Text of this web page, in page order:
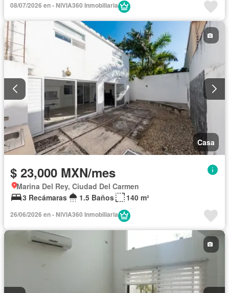
08/07/2026 en - NIVIA360 Inmobiliaria
Casa
$ 23,000 MXN/mes
Marina Del Rey, Ciudad Del Carmen
3 Recámaras
1.5 Baños 140 m²
26/06/2026 en - NIVIA360 Inmobiliaria